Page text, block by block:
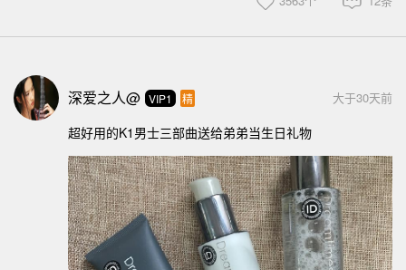
深爱之人@ VIP1 精 大于30天前
超好用的K1男士三部曲送给弟弟当生日礼物